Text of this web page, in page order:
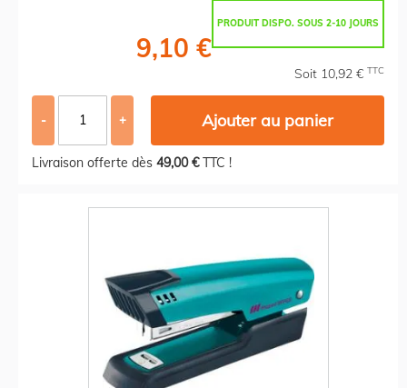
PRODUIT DISPO. SOUS 2-10 JOURS
9,10 €
Soit 10,92 € TTC
- + Ajouter au panier
Livraison offerte dès 49,00 €TTC !